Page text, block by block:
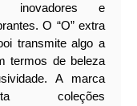
inovadores e
O “O” extra
transmite algo a
termos de beleza
A marca
coleções